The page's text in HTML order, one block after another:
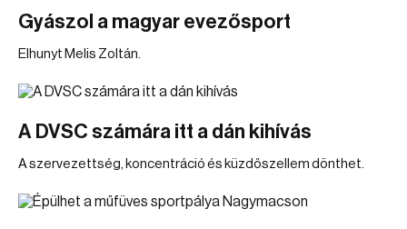
Gyászol a magyar evezősport
Elhunyt Melis Zoltán.
A DVSC számára itt a dán kihívás
A szervezettség, koncentráció és küzdőszellem dönthet.